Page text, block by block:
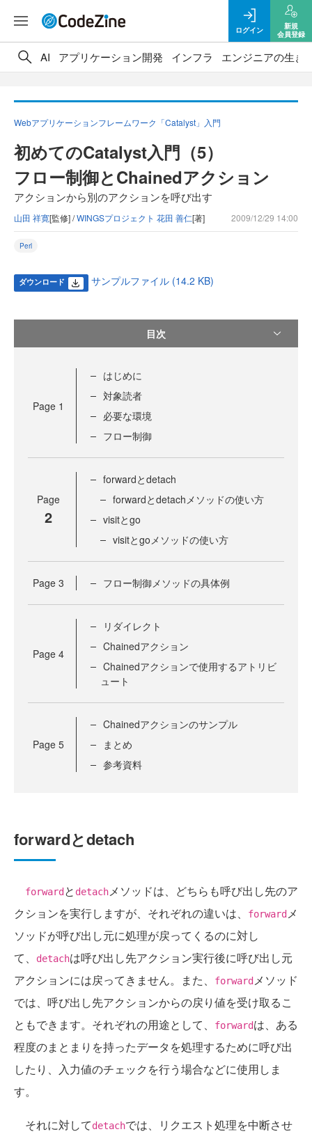
ログイン
新規
会員登録
AI アプリケーション開発 インフラ エンジニアの生き
Webアプリケーションフレームワーク「Catalyst」入門
初めてのCatalyst入門（5）
フロー制御とChainedアクション
アクションから別のアクションを呼び出す
山田 祥寛[監修] /WINGSプロジェクト 花田 善仁[著] 2009/12/29 14:00
Perl
ダウンロード サンプルファイル (14.2 KB)
目次
Page 1
はじめに
対象読者
必要な環境
フロー制御
Page
2
forwardとdetach
forwardとdetachメソッドの使い方
visitとgo
visitとgoメソッドの使い方
Page 3 フロー制御メソッドの具体例
Page 4
リダイレクト
Chainedアクション
Chainedアクションで使用するアトリビ
ュート
Page 5
Chainedアクションのサンプル
まとめ
参考資料
forwardとdetach
forward と detachメソッドは、どちらも呼び出し先のア
クションを実行しますが、それぞれの違いは、
forward メ
ソッドが呼び出し元に処理が戻ってくるのに対し
て、
detachは呼び出し先アクション実行後に呼び出し元
アクションには戻ってきません。また、
forward メソッド
では、呼び出し先アクションからの戻り値を受け取るこ
ともできます。それぞれの用途として、
forwardは、ある
程度のまとまりを持ったデータを処理するために呼び出
したり、入力値のチェックを行う場合などに使用しま
す。
それに対してdetachでは、リクエスト処理を中断させ